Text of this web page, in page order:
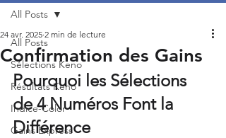
All Posts
Sélections Keno
Résultats Keno
Indice-Color
Gains Express
All Posts
Confirmation des Gains
24 avr. 2025 2 min de lecture
Pourquoi les Sélections
de 4 Numéros Font la
Différence